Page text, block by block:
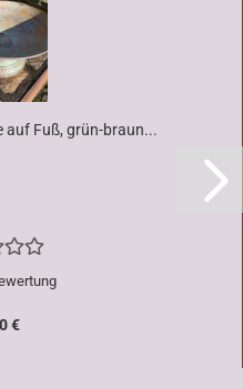
auf Fuß, grün-braun...
€